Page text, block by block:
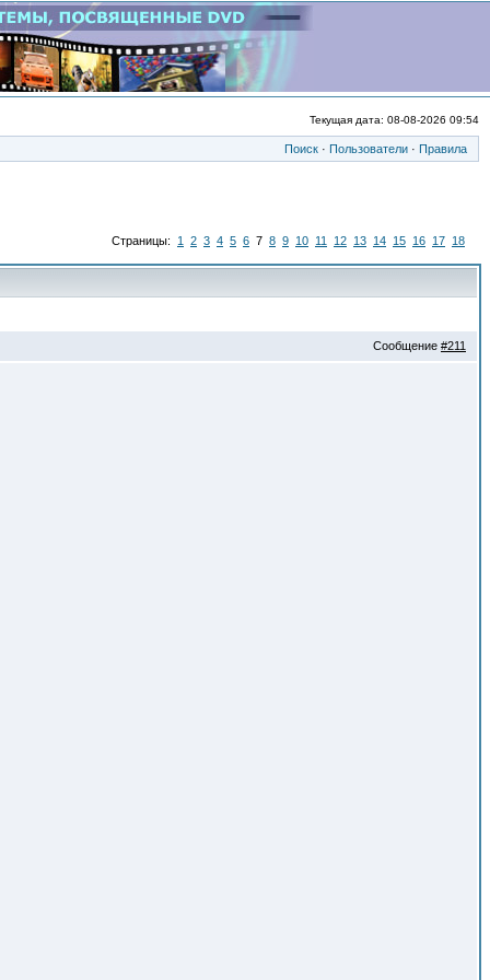
Текущая дата: 08-08-2026 09:54
Поиск · Пользователи · Правила
Страницы: 1 2 3 4 5 6 7 8 9 10 11 12 13 14 15 16 17 18
Сообщение #211